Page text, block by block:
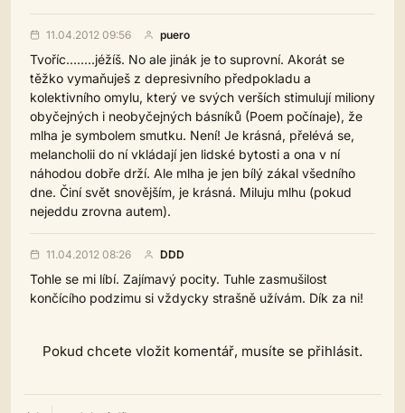
11.04.2012 09:56 puero
Tvoříc........jéžíš. No ale jinák je to suprovní. Akorát se
těžko vymaňuješ z depresivního předpokladu a
kolektivního omylu, který ve svých verších stimulují miliony
obyčejných i neobyčejných básníků (Poem počínaje), že
mlha je symbolem smutku. Není! Je krásná, přelévá se,
melancholii do ní vkládají jen lidské bytosti a ona v ní
náhodou dobře drží. Ale mlha je jen bílý zákal všedního
dne. Činí svět snovějším, je krásná. Miluju mlhu (pokud
nejeddu zrovna autem).
11.04.2012 08:26 DDD
Tohle se mi líbí. Zajímavý pocity. Tuhle zasmušilost
končícího podzimu si vždycky strašně užívám. Dík za ni!
Pokud chcete vložit komentář, musíte se přihlásit.